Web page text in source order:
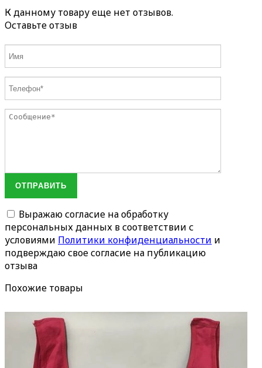
К данному товару еще нет отзывов.
Оставьте отзыв
ОТПРАВИТЬ
Выражаю согласие на обработку
персональных данных в соответствии с
условиями Политики конфиденциальности и
подверждаю свое согласие на публикацию
отзыва
Похожие товары